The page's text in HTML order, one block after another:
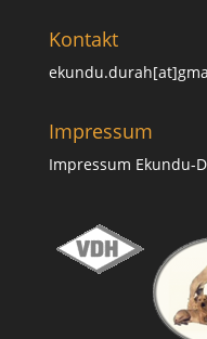
Kontakt
Impressum
Impressum Ekundu-